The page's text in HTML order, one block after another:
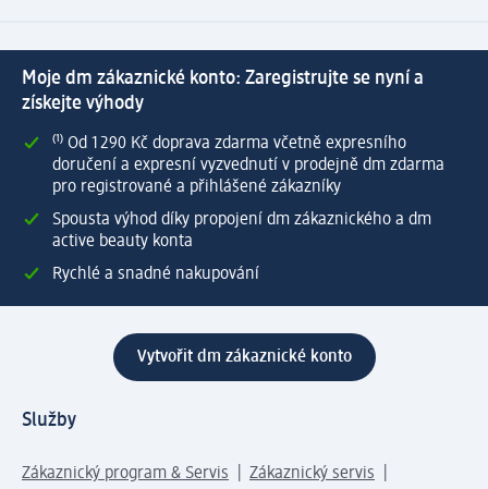
Moje dm zákaznické konto: Zaregistrujte se nyní a
získejte výhody
⁽¹⁾ Od 1 290 Kč doprava zdarma včetně expresního
doručení a expresní vyzvednutí v prodejně dm zdarma
pro registrované a přihlášené zákazníky
Spousta výhod díky propojení dm zákaznického a dm
active beauty konta
Rychlé a snadné nakupování
Vytvořit dm zákaznické konto
Služby
Zákaznický program & Servis
Zákaznický servis